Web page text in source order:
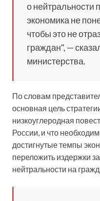
о нейтральности
экономика не
чтобы это не
граждан", —
министерства.
По словам
основная цель
низкоуглеродная
России, и что
достигнутые темпы
переложить издержки
нейтральности на